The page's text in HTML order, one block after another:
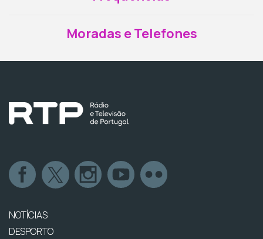
Moradas e Telefones
NOTÍCIAS
DESPORTO